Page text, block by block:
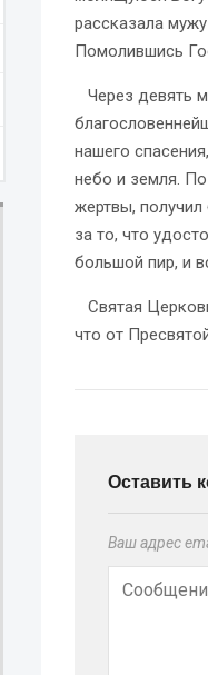
рассказала
Помолившись
Через девять
нашего
небо и земля.
жертвы,
за то, что
большой пир, и
Святая
что от
Оставить
Ваш адрес